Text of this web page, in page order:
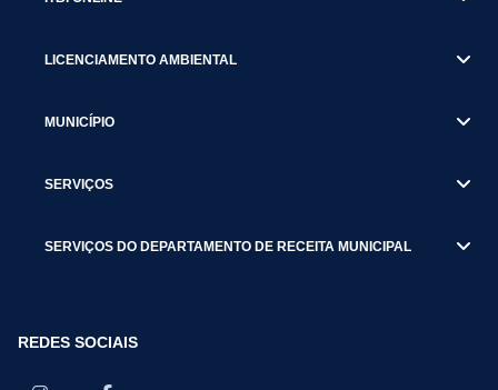
LICENCIAMENTO AMBIENTAL
MUNICÍPIO
SERVIÇOS
SERVIÇOS DO DEPARTAMENTO DE RECEITA MUNICIPAL
REDES SOCIAIS